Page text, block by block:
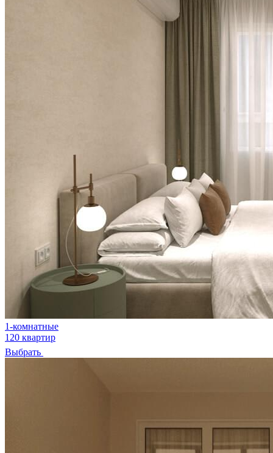
1-комнатные
120 квартир
Выбрать